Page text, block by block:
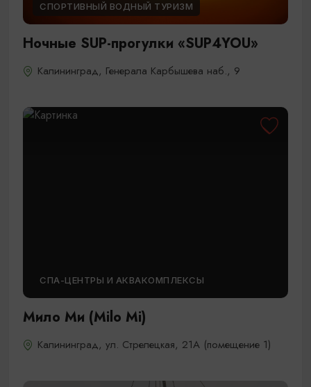
СПОРТИВНЫЙ ВОДНЫЙ ТУРИЗМ
Ночные SUP-прогулки «SUP4YOU»
Калининград, Генерала Карбышева наб., 9
СПА-ЦЕНТРЫ И АКВАКОМПЛЕКСЫ
Мило Ми (Milo Mi)
Калининград, ул. Стрелецкая, 21А (помещение 1)